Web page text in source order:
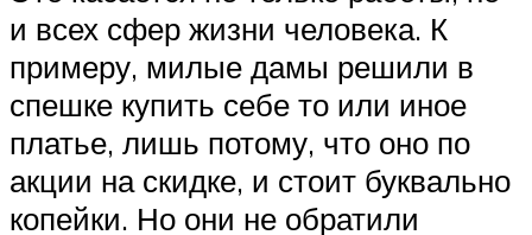
и всех сфер жизни человека. К
примеру, милые дамы решили в
спешке купить себе то или иное
платье, лишь потому, что оно по
акции на скидке, и стоит буквально
копейки. Но они не обратили